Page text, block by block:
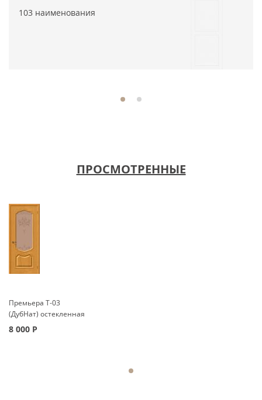
103 наименования
ПРОСМОТРЕННЫЕ
Премьера Т-03
(ДубНат) остекленная
8 000 Р